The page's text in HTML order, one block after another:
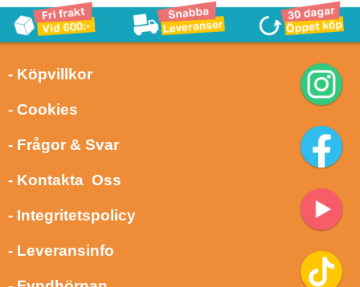
- Köpvillkor
- Cookies
- Frågor & Svar
- Kontakta Oss
- Integritetspolicy
- Leveransinfo